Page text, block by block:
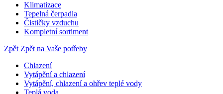
Klimatizace
Tepelná čerpadla
Čističky vzduchu
Kompletní sortiment
Zpět Zpět na Vaše potřeby
Chlazení
Vytápění a chlazení
Vytápění, chlazení a ohřev teplé vody
Teplá voda